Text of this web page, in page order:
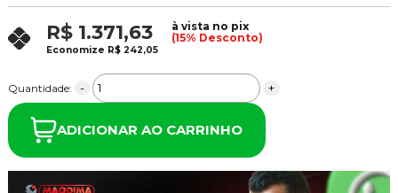
R$ 1.371,63
à vista no pix
(15% Desconto)
Economize R$ 242,05
Quantidade: - +
ADICIONAR AO CARRINHO